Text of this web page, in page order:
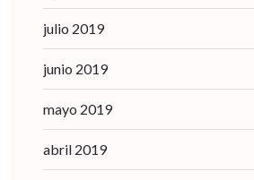
julio 2019
junio 2019
mayo 2019
abril 2019